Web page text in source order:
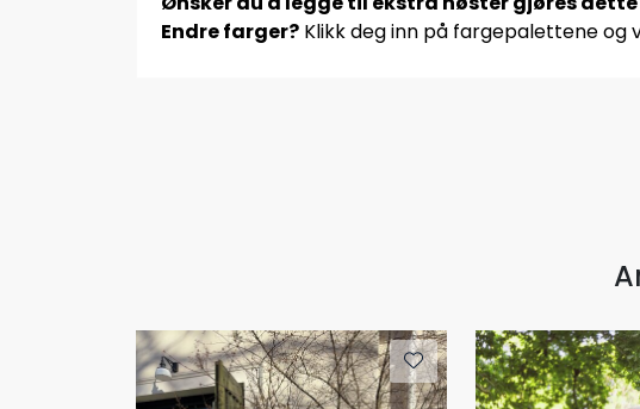
Endre farger? Klikk deg inn på fargepalettene og